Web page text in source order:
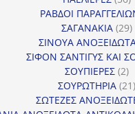
ΡΑΒΔΟΙ
ΣΑΓΑΝΑΚΙΑ 2929
ΣΙΝΟΥΑ
ΣΙΦΟΝ ΣΑΝΤΙΓΥΣ ΚΑΙ
ΣΟΥΠΙΕΡΕΣ 22
ΣΟΥΡΩΤΗΡΙΑ 21
ΣΩΤΕΖΕΣ